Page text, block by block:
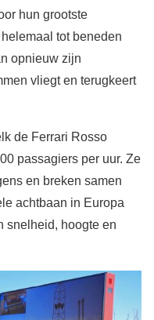
hun grootste
tot beneden
opnieuw zijn
vliegt en terugkeert
de Ferrari Rosso
passagiers per uur. Ze
en breken samen
achtbaan in Europa
snelheid, hoogte en